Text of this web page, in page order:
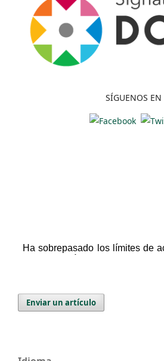
SÍGUENOS EN
Enviar un artículo